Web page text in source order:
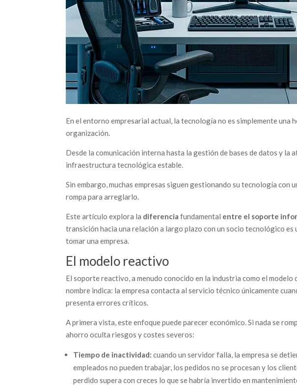
En el entorno empresarial actual, la tecnología no es simplemente una
organización.
Desde la comunicación interna hasta la gestión de bases de datos y la
infraestructura tecnológica estable.
Sin embargo, muchas empresas siguen gestionando su tecnología con
rompa para arreglarlo.
Este artículo explora la diferencia fundamental entre el soporte
transición hacia una relación a largo plazo con un socio tecnológico es
tomar una empresa.
El modelo reactivo
El soporte reactivo, a menudo conocido en la industria como el modelo
nombre indica: la empresa contacta al servicio técnico únicamente
presenta errores críticos.
A primera vista, este enfoque puede parecer económico. Si nada se
ahorro oculta riesgos y costes severos:
Tiempo de inactividad: cuando un servidor falla, la empresa se
empleados no pueden trabajar, los pedidos no se procesan y los
perdido supera con creces lo que se habría invertido en